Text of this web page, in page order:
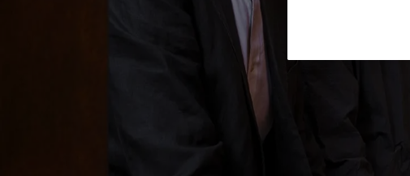
Registro imprese di Milano e Cod. Fisc. 0759 2830 157 - Part.Iva 1221 2110